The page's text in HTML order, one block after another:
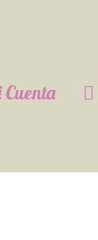
Cuenta